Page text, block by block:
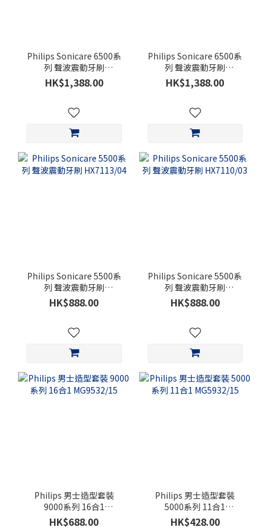
Philips Sonicare 6500系
列 聲波震動牙刷
HX7410/08
HK$1,388.00
Philips Sonicare 6500系
列 聲波震動牙刷
HX7413/06
HK$1,388.00
Philips Sonicare 5500系
列 聲波震動牙刷
HX7113/04
HK$888.00
Philips Sonicare 5500系
列 聲波震動牙刷
HX7110/03
HK$888.00
Philips 男士造型套裝
9000系列 16合1
MG9532/15
HK$688.00
Philips 男士造型套裝
5000系列 11合1
MG5932/15
HK$428.00